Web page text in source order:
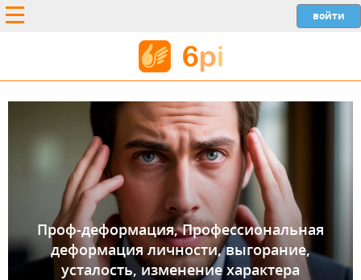
Проф-деформация, Профессиональная
деформация личности, выгорание,
усталость, изменение характера